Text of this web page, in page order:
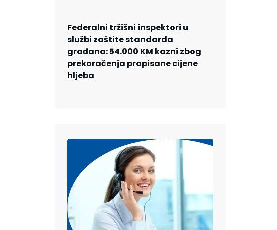
Federalni tržišni inspektori u
službi zaštite standarda
građana: 54.000 KM kazni zbog
prekoračenja propisane cijene
hljeba